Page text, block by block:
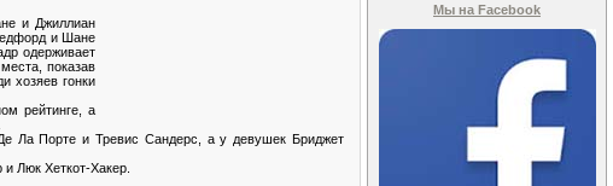
и Джиллиан
и Шане
одерживает
показав
хозяев гонки
рейтинге, а
Ла Порте и Тревис Сандерс, а у девушек Бриджет
Люк Хеткот-Хакер.
Мы на Facebook